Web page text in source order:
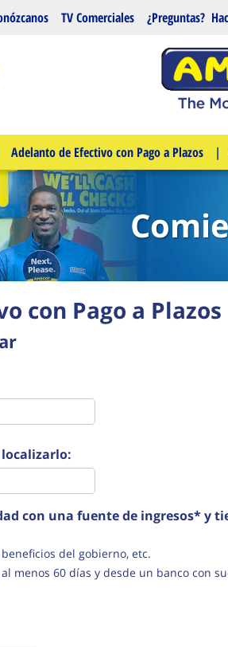
TV Comerciales ¿Preguntas?
Adelanto de Efectivo con Pago a Plazos |
con Pago a Plazos
con una fuente de ingresos* y
pensión, beneficios del gobierno, etc.
menos 60 días y desde un banco con